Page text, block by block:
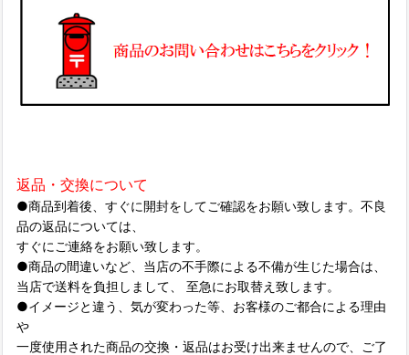
返品・交換について
●商品到着後、すぐに開封をしてご確認をお願い致します。不良
品の返品については、
すぐにご連絡をお願い致します。
●商品の間違いなど、当店の不手際による不備が生じた場合は、
当店で送料を負担しまして、 至急にお取替え致します。
●イメージと違う、気が変わった等、お客様のご都合による理由
や
一度使用された商品の交換・返品はお受け出来ませんので、ご了